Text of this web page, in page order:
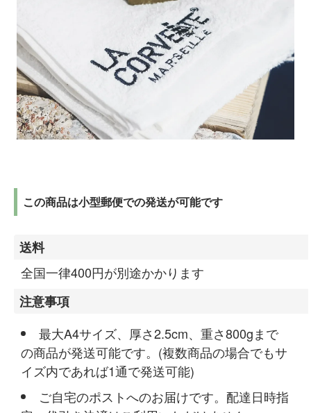
この商品は小型郵便での発送が可能です
送料
全国一律400円が別途かかります
注意事項
最大A4サイズ、厚さ2.5cm、重さ800gまで
の商品が発送可能です。(複数商品の場合でもサ
イズ内であれば1通で発送可能)
ご自宅のポストへのお届けです。配達日時指